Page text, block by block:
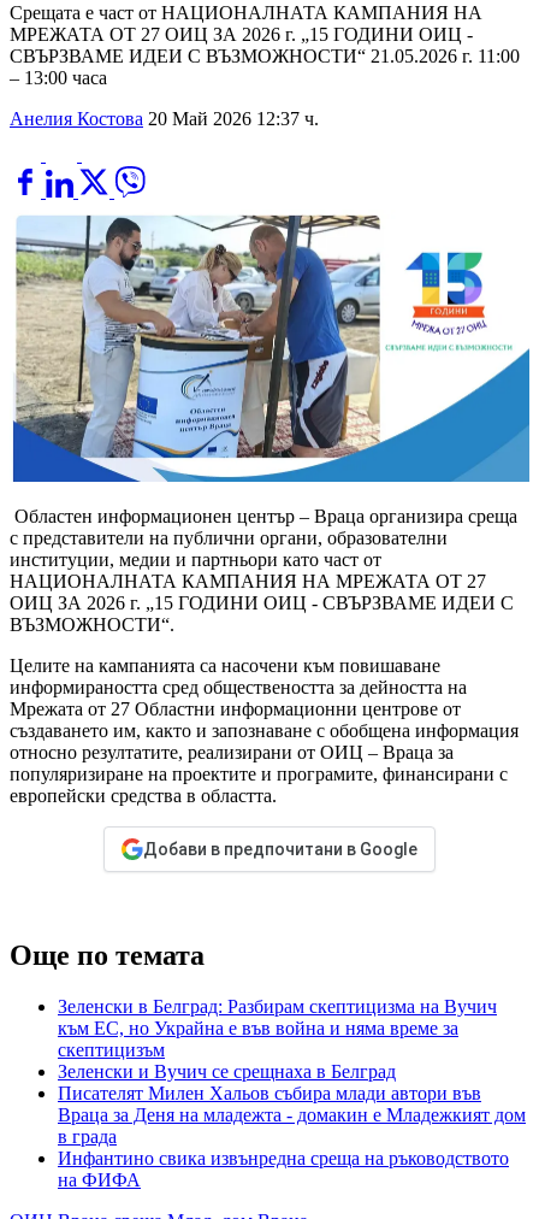
Срещата е част от НАЦИОНАЛНАТА КАМПАНИЯ НА
МРЕЖАТА ОТ 27 ОИЦ ЗА 2026 г. „15 ГОДИНИ ОИЦ -
СВЪРЗВАМЕ ИДЕИ С ВЪЗМОЖНОСТИ“ 21.05.2026 г. 11:00
– 13:00 часа
Анелия Костова 20 Май 2026 12:37 ч.
Областен информационен център – Враца организира среща
с представители на публични органи, образователни
институции, медии и партньори като част от
НАЦИОНАЛНАТА КАМПАНИЯ НА МРЕЖАТА ОТ 27
ОИЦ ЗА 2026 г. „15 ГОДИНИ ОИЦ - СВЪРЗВАМЕ ИДЕИ С
ВЪЗМОЖНОСТИ“.
Целите на кампанията са насочени към повишаване
информираността сред обществеността за дейността на
Мрежата от 27 Областни информационни центрове от
създаването им, както и запознаване с обобщена информация
относно резултатите, реализирани от ОИЦ – Враца за
популяризиране на проектите и програмите, финансирани с
европейски средства в областта.
Добави в предпочитани в Google
Още по темата
Зеленски в Белград: Разбирам скептицизма на Вучич
към ЕС, но Украйна е във война и няма време за
скептицизъм
Зеленски и Вучич се срещнаха в Белград
Писателят Милен Хальов събира млади автори във
Враца за Деня на младежта - домакин е Младежкият дом
в града
Инфантино свика извънредна среща на ръководството
на ФИФА